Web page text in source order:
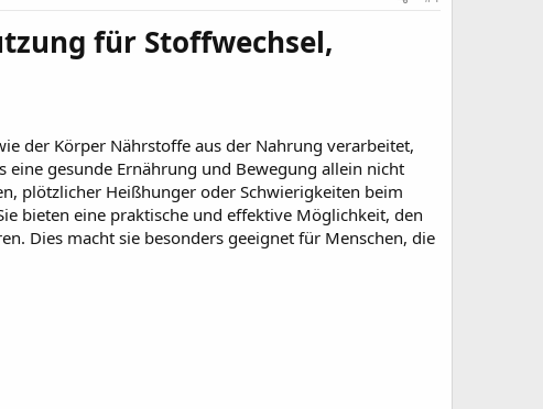
für Stoffwechsel,
der Körper Nährstoffe aus der Nahrung verarbeitet,
gesunde Ernährung und Bewegung allein nicht
plötzlicher Heißhunger oder Schwierigkeiten beim
bieten eine praktische und effektive Möglichkeit, den
Dies macht sie besonders geeignet für Menschen, die